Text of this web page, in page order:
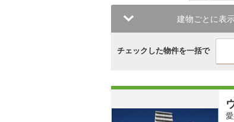
建物ごとに表
チェックした物件を一括で